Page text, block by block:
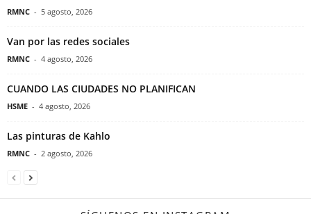
RMNC - 5 agosto, 2026
Van por las redes sociales
RMNC - 4 agosto, 2026
CUANDO LAS CIUDADES NO PLANIFICAN
HSME - 4 agosto, 2026
Las pinturas de Kahlo
RMNC - 2 agosto, 2026